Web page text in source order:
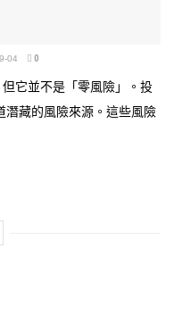
04 0
它並不是「零風險」。投
藏的風險來源。這些風險